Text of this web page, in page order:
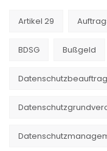
Artikel 29
BDSG Bußgeld